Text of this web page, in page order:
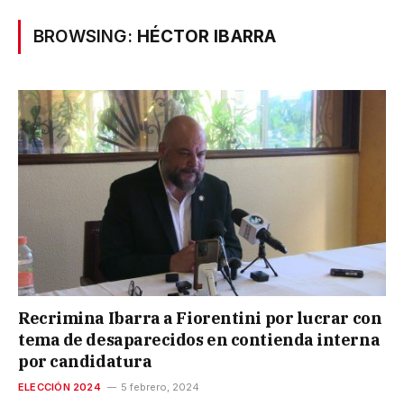
BROWSING: HÉCTOR IBARRA
Recrimina Ibarra a Fiorentini por lucrar con
tema de desaparecidos en contienda interna
por candidatura
ELECCIÓN 2024 5 febrero, 2024